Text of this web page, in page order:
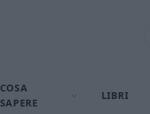
COSA
SAPERE
LIBRI